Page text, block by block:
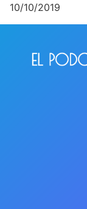
10/10/2019